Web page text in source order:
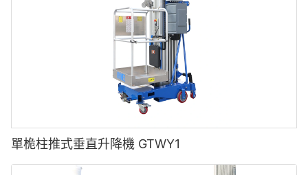
單桅柱推式垂直升降機 GTWY1